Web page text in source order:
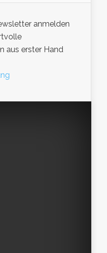
anmelden
aus erster Hand